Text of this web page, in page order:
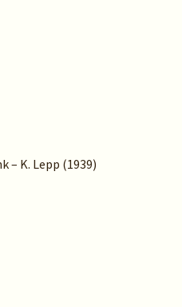
– K. Lepp (1939)